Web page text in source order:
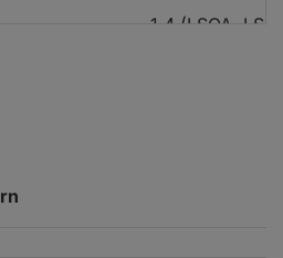
1.4 (LSOA,